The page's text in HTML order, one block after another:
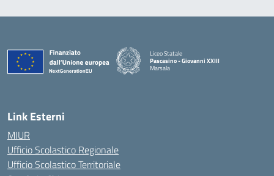
Liceo Statale
Pascasino - Giovanni XXIII
Marsala
Link Esterni
MIUR
Ufficio Scolastico Regionale
Ufficio Scolastico Territoriale